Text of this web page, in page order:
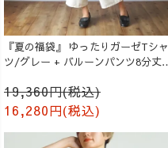
『夏の福袋』 ゆったりガーゼTシャ
ツ/グレー + バルーンパンツ8分丈/
19,360円(税込)
16,280円(税込)